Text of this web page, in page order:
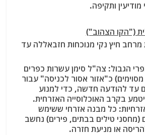
מודיעין ותקיפה.
מרחב חיץ נקי מנוכחות חזבאללה עד
הגבול: צה"ל סימן עשרות כפרים
מסוימים) כ"אזור אסור לכניסה" עבור
עד להודעה חדשה, כדי למנוע
בקרב האוכלוסייה האזרחית.
כל מבנה אזרחי ששימש
(מחסני טילים בבתים, פירים) נחשב
או מניעת חזרה.